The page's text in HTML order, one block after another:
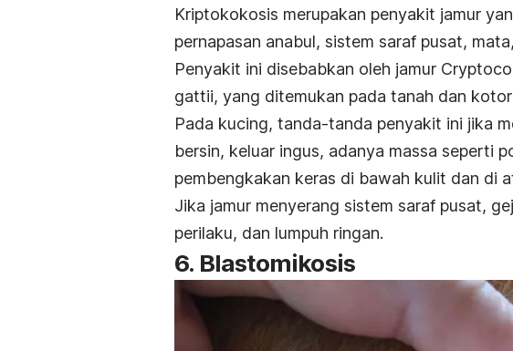
Kriptokokosis merupakan penyakit jamur
pernapasan anabul, sistem saraf pusat,
Penyakit ini disebabkan oleh jamur
gattii, yang ditemukan pada tanah dan
Pada kucing, tanda-tanda penyakit ini jika
bersin, keluar ingus, adanya massa seperti
pembengkakan keras di bawah kulit dan di
Jika jamur menyerang sistem saraf pusat,
perilaku, dan lumpuh ringan.
6. Blastomikosis